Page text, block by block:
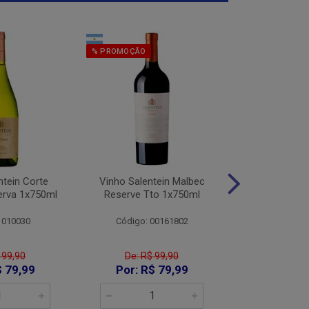
Corte
1x750ml
99,90
79,99
% PROMOÇÃO
Vinho Salentein Malbec
Reserve Tto 1x750ml
Código: 00161802
De: R$ 99,90
Por: R$ 79,99